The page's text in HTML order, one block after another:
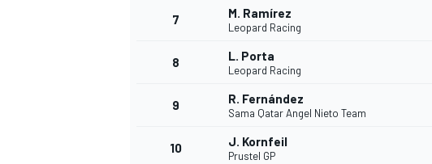
7 M. Ramírez
Leopard Racing
8 L. Porta
Leopard Racing
9 R. Fernández
Sama Qatar Angel Nieto Team
10 J. Kornfeil
Prustel GP